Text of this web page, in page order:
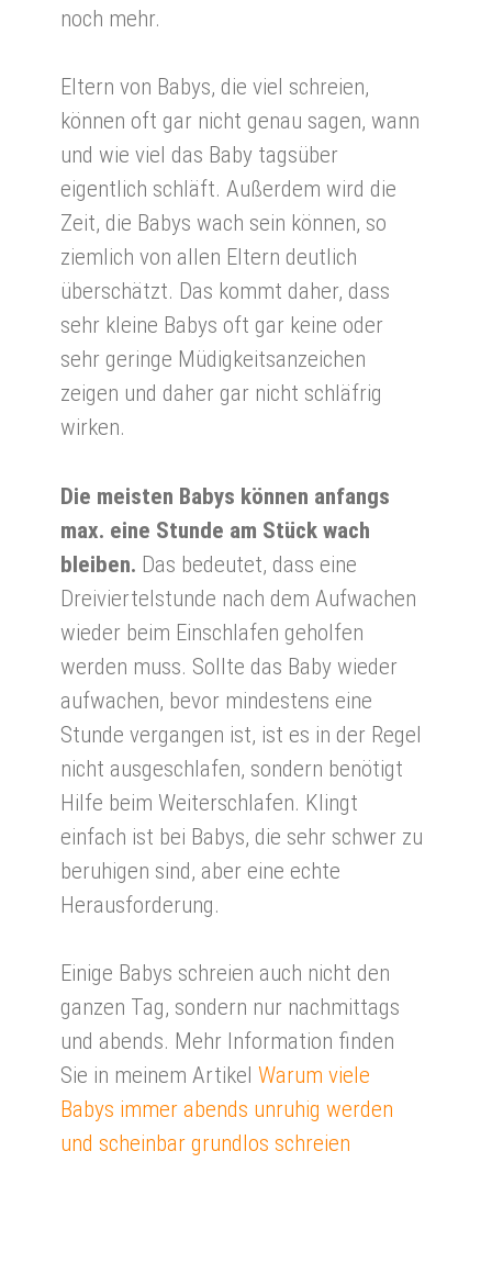
noch mehr.
Eltern von Babys, die viel schreien,
können oft gar nicht genau sagen, wann
und wie viel das Baby tagsüber
eigentlich schläft. Außerdem wird die
Zeit, die Babys wach sein können, so
ziemlich von allen Eltern deutlich
überschätzt. Das kommt daher, dass
sehr kleine Babys oft gar keine oder
sehr geringe Müdigkeitsanzeichen
zeigen und daher gar nicht schläfrig
wirken.
Die meisten Babys können anfangs
max. eine Stunde am Stück wach
bleiben. Das bedeutet, dass eine
Dreiviertelstunde nach dem Aufwachen
wieder beim Einschlafen geholfen
werden muss. Sollte das Baby wieder
aufwachen, bevor mindestens eine
Stunde vergangen ist, ist es in der Regel
nicht ausgeschlafen, sondern benötigt
Hilfe beim Weiterschlafen. Klingt
einfach ist bei Babys, die sehr schwer zu
beruhigen sind, aber eine echte
Herausforderung.
Einige Babys schreien auch nicht den
ganzen Tag, sondern nur nachmittags
und abends. Mehr Information finden
Sie in meinem Artikel Warum viele
Babys immer abends unruhig werden
und scheinbar grundlos schreien